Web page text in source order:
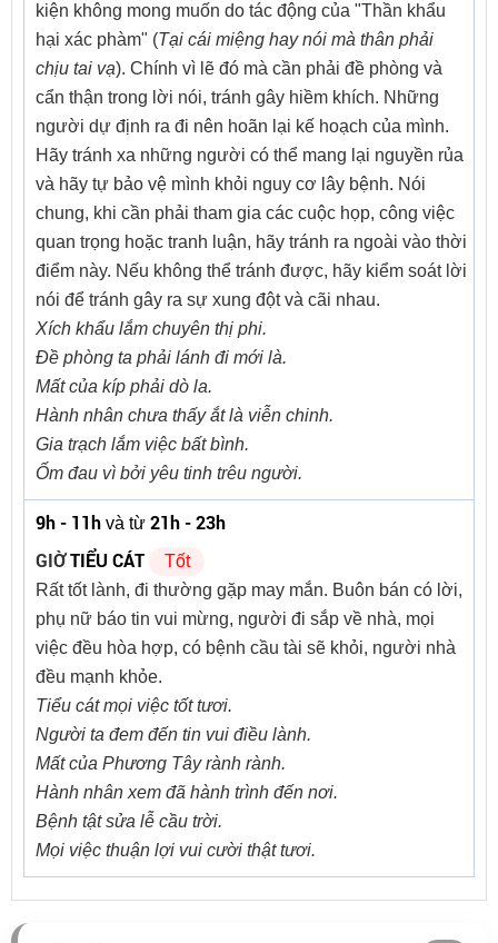
kiện không mong muốn do tác động của "Thần khẩu
hại xác phàm" (Tại cái miệng hay nói mà thân phải
chịu tai vạ). Chính vì lẽ đó mà cần phải đề phòng và
cẩn thận trong lời nói, tránh gây hiềm khích. Những
người dự định ra đi nên hoãn lại kế hoạch của mình.
Hãy tránh xa những người có thể mang lại nguyền rủa
và hãy tự bảo vệ mình khỏi nguy cơ lây bệnh. Nói
chung, khi cần phải tham gia các cuộc họp, công việc
quan trọng hoặc tranh luận, hãy tránh ra ngoài vào thời
điểm này. Nếu không thể tránh được, hãy kiểm soát lời
nói để tránh gây ra sự xung đột và cãi nhau.
Xích khẩu lắm chuyên thị phi.
Đề phòng ta phải lánh đi mới là.
Mất của kíp phải dò la.
Hành nhân chưa thấy ắt là viễn chinh.
Gia trạch lắm việc bất bình.
Ốm đau vì bởi yêu tinh trêu người.
9h - 11h và từ 21h - 23h
GIỜTIỂU CÁT
Tốt
Rất tốt lành, đi thường gặp may mắn. Buôn bán có lời,
phụ nữ báo tin vui mừng, người đi sắp về nhà, mọi
việc đều hòa hợp, có bệnh cầu tài sẽ khỏi, người nhà
đều mạnh khỏe.
Tiểu cát mọi việc tốt tươi.
Người ta đem đến tin vui điều lành.
Mất của Phương Tây rành rành.
Hành nhân xem đã hành trình đến nơi.
Bệnh tật sửa lễ cầu trời.
Mọi việc thuận lợi vui cười thật tươi.